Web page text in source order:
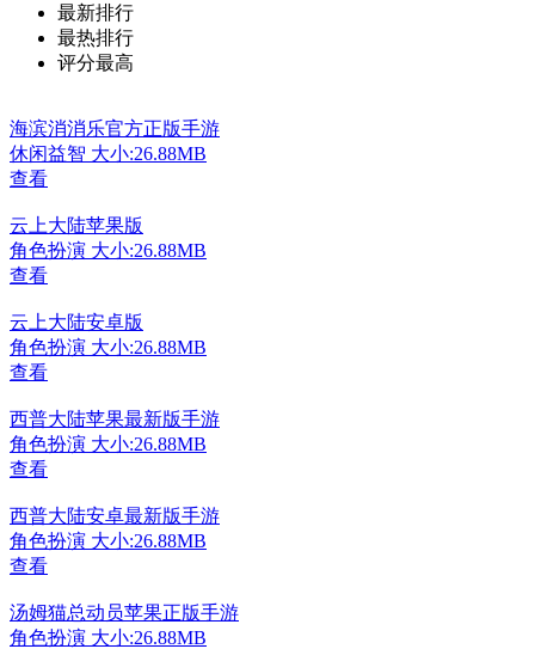
最新排行
最热排行
评分最高
海滨消消乐官方正版手游
休闲益智 大小:26.88MB
查看
云上大陆苹果版
角色扮演 大小:26.88MB
查看
云上大陆安卓版
角色扮演 大小:26.88MB
查看
西普大陆苹果最新版手游
角色扮演 大小:26.88MB
查看
西普大陆安卓最新版手游
角色扮演 大小:26.88MB
查看
汤姆猫总动员苹果正版手游
角色扮演 大小:26.88MB